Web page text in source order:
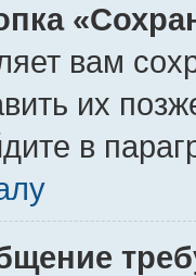
вам
их
в